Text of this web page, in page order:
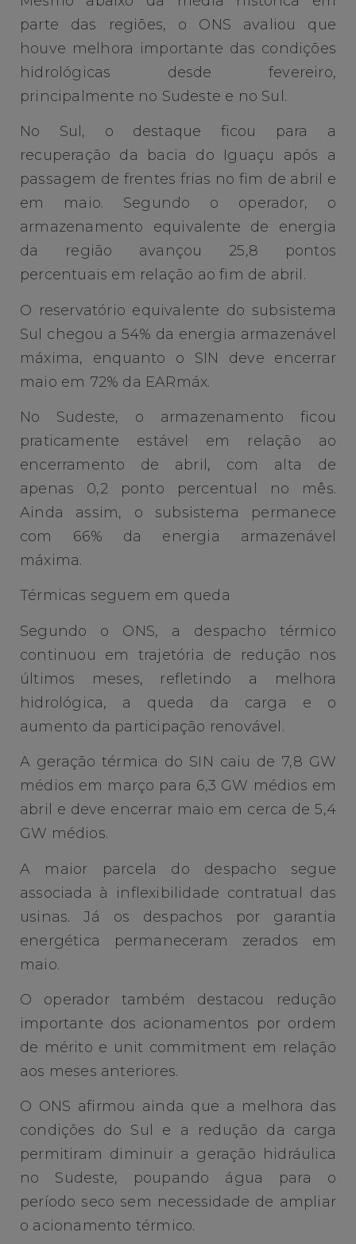
parte das regiões, o ONS avaliou que
houve melhora importante das condições
hidrológicas desde fevereiro,
principalmente no Sudeste e no Sul.
No Sul, o destaque ficou para a
recuperação da bacia do Iguaçu após a
passagem de frentes frias no fim de abril e
em maio. Segundo o operador, o
armazenamento equivalente de energia
da região avançou 25,8 pontos
percentuais em relação ao fim de abril.
O reservatório equivalente do subsistema
Sul chegou a 54% da energia armazenável
máxima, enquanto o SIN deve encerrar
maio em 72% da EARmáx.
No Sudeste, o armazenamento ficou
praticamente estável em relação ao
encerramento de abril, com alta de
apenas 0,2 ponto percentual no mês.
Ainda assim, o subsistema permanece
com 66% da energia armazenável
máxima.
Térmicas seguem em queda
Segundo o ONS, a despacho térmico
continuou em trajetória de redução nos
últimos meses, refletindo a melhora
hidrológica, a queda da carga e o
aumento da participação renovável.
A geração térmica do SIN caiu de 7,8 GW
médios em março para 6,3 GW médios em
abril e deve encerrar maio em cerca de 5,4
GW médios.
A maior parcela do despacho segue
associada à inflexibilidade contratual das
usinas. Já os despachos por garantia
energética permaneceram zerados em
maio.
O operador também destacou redução
importante dos acionamentos por ordem
de mérito e unit commitment em relação
aos meses anteriores.
O ONS afirmou ainda que a melhora das
condições do Sul e a redução da carga
permitiram diminuir a geração hidráulica
no Sudeste, poupando água para o
período seco sem necessidade de ampliar
o acionamento térmico.